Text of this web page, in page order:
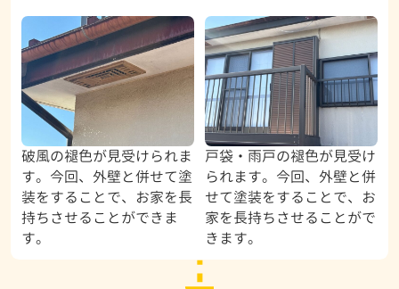
破風の褪色が見受けられま
す。今回、外壁と併せて塗
装をすることで、お家を長
持ちさせることができま
す。
戸袋・雨戸の褪色が見受け
られます。今回、外壁と併
せて塗装をすることで、お
家を長持ちさせることがで
きます。